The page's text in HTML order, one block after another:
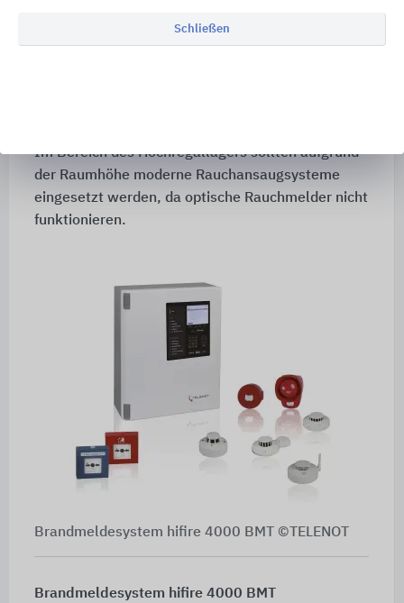
beispielsweise in einem entsprechend
Im Bereich des Hochregallagers sollten aufgrund
der Raumhöhe moderne Rauchansaugsysteme
eingesetzt werden, da optische Rauchmelder nicht
funktionieren.
Brandmeldesystem hifire 4000 BMT ©TELENOT
Brandmeldesystem hifire 4000 BMT
Schließen